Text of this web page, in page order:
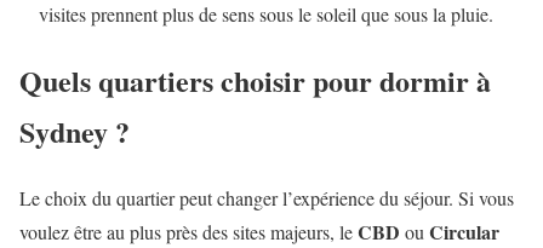
visites prennent plus de sens sous le soleil que sous la pluie.
Quels quartiers choisir pour dormir à
Sydney ?
Le choix du quartier peut changer l’expérience du séjour. Si vous
voulez être au plus près des sites majeurs, leCBD ou Circular